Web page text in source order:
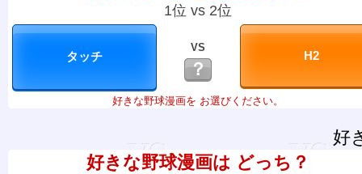
1位 vs 2位
VS
？
好きな野球漫画を お選びください。
好
好きな野球漫画は どっち？